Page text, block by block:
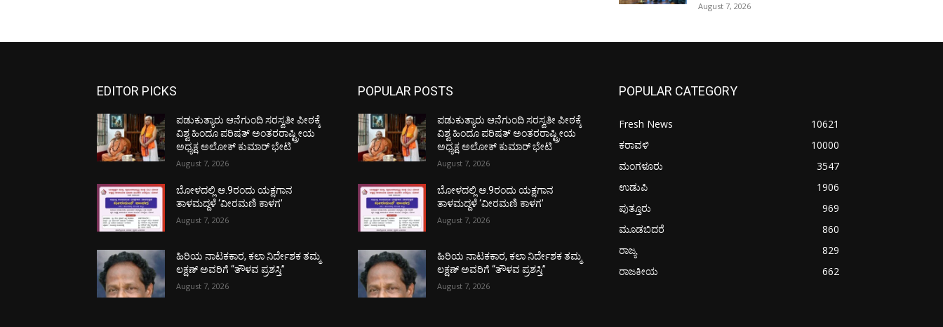
August 7, 2026
EDITOR PICKS
ಪಡುಕುತ್ಯಾರು ಆನೆಗುಂದಿ ಸರಸ್ವತೀ ಪೀಠಕ್ಕೆ
ವಿಶ್ವ ಹಿಂದೂ ಪರಿಷತ್ ಅಂತರರಾಷ್ಟ್ರೀಯ
ಅಧ್ಯಕ್ಷ ಅಲೋಕ್ ಕುಮಾರ್ ಭೇಟಿ
August 7, 2026
ಬೋಳದಲ್ಲಿ ಆ.9ರಂದು ಯಕ್ಷಗಾನ
ತಾಳಮದ್ದಳೆ ‘ವೀರಮಣಿ ಕಾಳಗ’
August 7, 2026
ಹಿರಿಯ ನಾಟಕಕಾರ, ಕಲಾ ನಿರ್ದೇಶಕ ತಮ್ಮ
ಲಕ್ಷಣ್ ಅವರಿಗೆ “ತೌಳವ ಪ್ರಶಸ್ತಿ”
August 7, 2026
POPULAR POSTS
ಪಡುಕುತ್ಯಾರು ಆನೆಗುಂದಿ ಸರಸ್ವತೀ ಪೀಠಕ್ಕೆ
ವಿಶ್ವ ಹಿಂದೂ ಪರಿಷತ್ ಅಂತರರಾಷ್ಟ್ರೀಯ
ಅಧ್ಯಕ್ಷ ಅಲೋಕ್ ಕುಮಾರ್ ಭೇಟಿ
August 7, 2026
ಬೋಳದಲ್ಲಿ ಆ.9ರಂದು ಯಕ್ಷಗಾನ
ತಾಳಮದ್ದಳೆ ‘ವೀರಮಣಿ ಕಾಳಗ’
August 7, 2026
ಹಿರಿಯ ನಾಟಕಕಾರ, ಕಲಾ ನಿರ್ದೇಶಕ ತಮ್ಮ
ಲಕ್ಷಣ್ ಅವರಿಗೆ “ತೌಳವ ಪ್ರಶಸ್ತಿ”
August 7, 2026
POPULAR CATEGORY
Fresh News
10621
ಕರಾವಳಿ
10000
ಮಂಗಳೂರು
3547
ಉಡುಪಿ
1906
ಪುತ್ತೂರು
969
ಮೂಡಬಿದರೆ
860
ರಾಜ್ಯ
829
ರಾಜಕೀಯ
662